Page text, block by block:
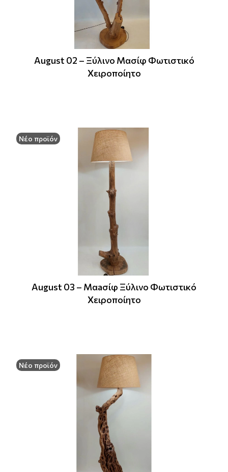
August 02 – Ξύλινο Μασίφ Φωτιστικό
Χειροποίητο
Νέο προϊόν
August 03 – Μαaσίφ Ξύλινο Φωτιστικό
Χειροποίητο
Νέο προϊόν